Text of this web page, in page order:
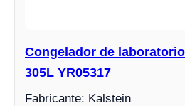
Congelador de
305L YR05317
Fabricante: Kalstein